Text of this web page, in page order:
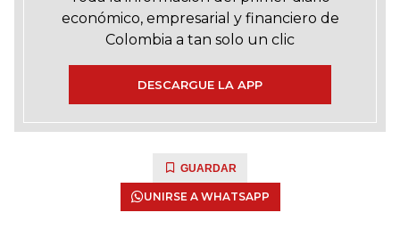
económico, empresarial y financiero de
Colombia a tan solo un clic
DESCARGUE LA APP
GUARDAR
UNIRSE A WHATSAPP